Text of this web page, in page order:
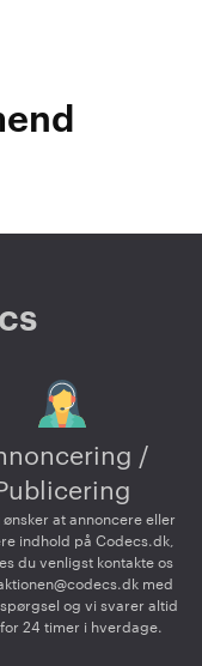
/
ønsker at annoncere eller
indhold på Codecs.dk,
du venligst kontakte os
med
og vi svarer altid
24 timer i hverdage.